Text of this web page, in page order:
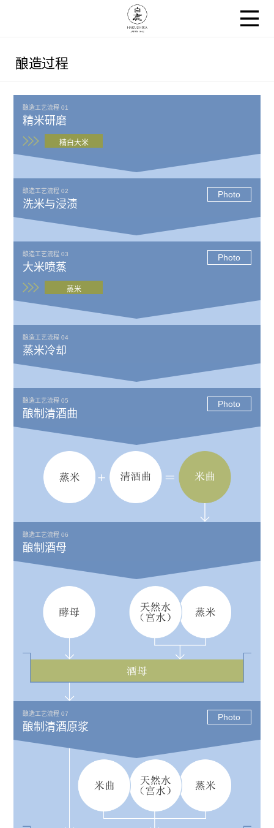
酿造过程
酿造工艺流程 01
精米研磨
精白大米
Photo
酿造工艺流程 02
洗米与浸渍
Photo
酿造工艺流程 03
大米喷蒸
蒸米
酿造工艺流程 04
蒸米冷却
Photo
酿造工艺流程 05
酿制清酒曲
酿造工艺流程 06
酿制酒母
Photo
酿造工艺流程 07
酿制清酒原浆